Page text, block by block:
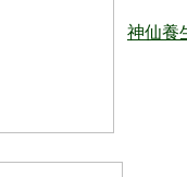
神仙養